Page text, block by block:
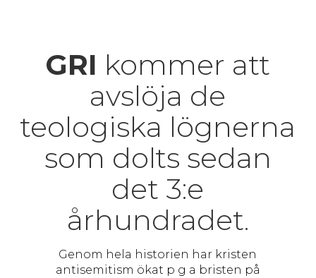
GRI kommer att
avslöja de
teologiska lögnerna
som dolts sedan
det 3:e
århundradet.
Genom hela historien har kristen
antisemitism ökat p g a bristen på